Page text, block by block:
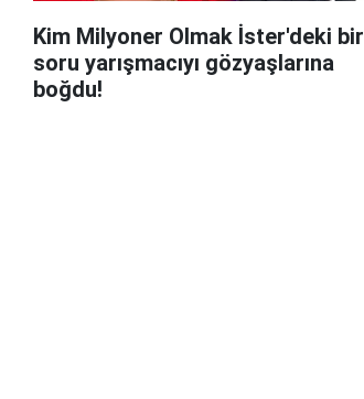
Kim Milyoner Olmak İster'deki bir
soru yarışmacıyı gözyaşlarına
boğdu!